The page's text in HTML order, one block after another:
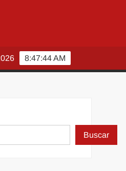
8:47:45 AM
Buscar